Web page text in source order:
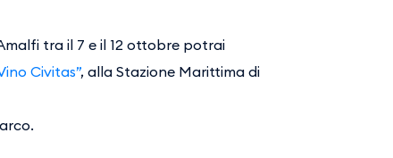
tra il 7 e il 12 ottobre potrai
Civitas”, alla Stazione Marittima di